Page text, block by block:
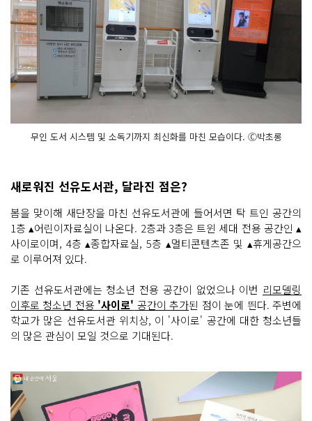
무인 도서 시스템 및 소독기까지 최신화를 마친 모습이다. Ⓒ박초롱
새로워진 선유도서관, 달라진 점은?
봄을 맞이해 새단장을 마친 선유도서관에 들어서면 탁 트인 공간의
1층 ▴어린이자료실이 나온다. 2층과 3층은 트윈 세대 전용 공간인 ▴
사이로이며, 4층 ▴종합자료실, 5층 ▴멀티콘텐츠존 및 ▴휴게공간으
로 이루어져 있다.
기존 선유도서관에는 청소년 전용 공간이 없었으나 이번 리모델링
이후로 청소년 전용 '사이로' 공간이 추가된 점이 눈에 띈다. 주변에
학교가 많은 선유도서관 위치상, 이 '사이로' 공간에 대한 청소년들
의 많은 관심이 모일 것으로 기대된다.